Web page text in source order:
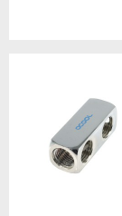
Or
Rouge
Vert